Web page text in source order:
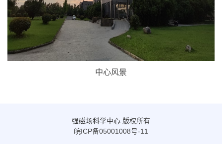
中心风景
强磁场科学中心 版权所有
皖ICP备05001008号-11